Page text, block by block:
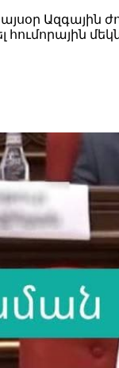
Ազգային
հումորային